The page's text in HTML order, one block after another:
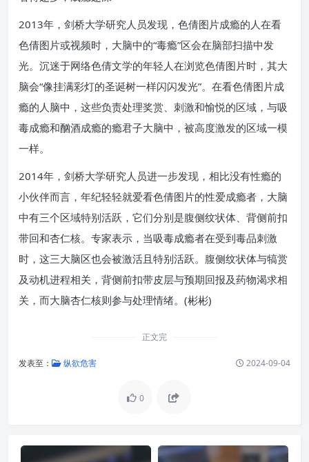
2013年，剑桥大学研究人员发现，色倩图片成瘾的人在看
色倩图片或视频时，大脑中的“毒瘾”区会在脑部扫描中发
光。沉迷于网络色倩文学的年轻人在浏览色倩图片时，其大
脑会“像挂满彩灯的圣诞树一样闪闪发光”。在看色倩图片成
瘾的人脑中，这些负责处理奖赏、刺激和愉悦的区域，与吸
毒成瘾和酗酒成瘾的瘾君子大脑中，被高度激发的区域一模
一样。
2014年，剑桥大学研究人员进一步发现，相比没有性瘾的
小伙伴而言，年纪轻轻就爱看色倩图片的性爱成瘾者，大脑
中有三个区域特别活跃，它们分别是腹侧纹状体、背侧前扣
带回和杏仁核。专家表示，当吸毒成瘾者在受到毒品刺激
时，这三大脑区也会被激活且特别活跃。腹侧纹状体与犒赏
及动机进程相关，背侧前扣带皮层与预期回报及药物渴求相
关，而大脑杏仁核则参与处理情绪。(彬彬)
正文完
发表至： 纵欲危害 2024-09-04
0